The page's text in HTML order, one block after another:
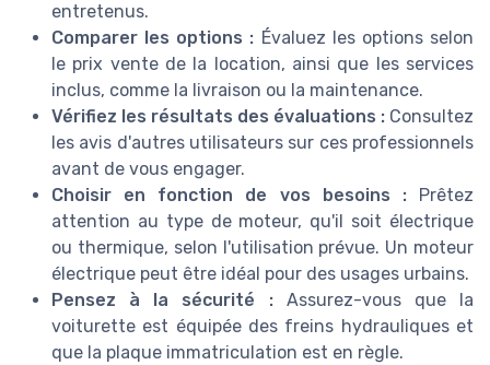
entretenus.
Comparer les options : Évaluez les options selon
le prix vente de la location, ainsi que les services
inclus, comme la livraison ou la maintenance.
Vérifiez les résultats des évaluations : Consultez
les avis d'autres utilisateurs sur ces professionnels
avant de vous engager.
Choisir en fonction de vos besoins :Prêtez
attention au type de moteur, qu'il soit électrique
ou thermique, selon l'utilisation prévue. Un moteur
électrique peut être idéal pour des usages urbains.
Pensez à la sécurité :Assurez-vous que la
voiturette est équipée des freins hydrauliques et
que la plaque immatriculation est en règle.